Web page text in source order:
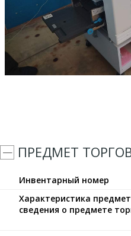
ПРЕДМЕТ
Инвентарный номер
Характеристика
сведения о предмете